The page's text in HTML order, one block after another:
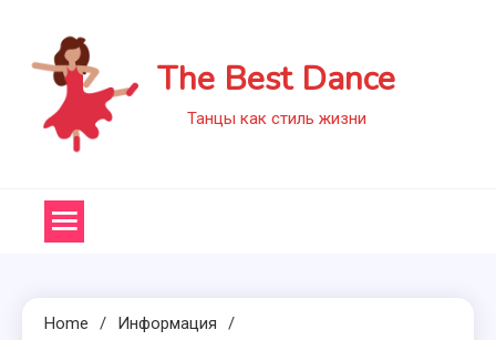
content
The Best Dance
Танцы как стиль жизни
Home
Информация